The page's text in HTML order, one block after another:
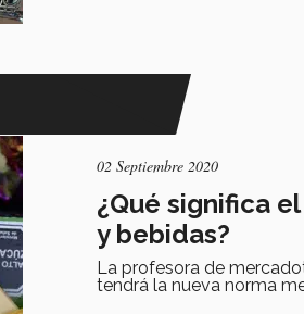
02 Septiembre 2020
¿Qué significa
y bebidas?
La profesora de
tendrá la nueva norma